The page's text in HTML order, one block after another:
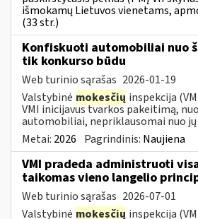
išmokamų Lietuvos vienetams,
(33 str.)
Konfiskuoti automobiliai nuo
tik konkurso būdu
Web turinio sąrašas 2026-01-19
Valstybinė mokesčių inspekcija
VMI inicijavus tvarkos pakeitimą,
automobiliai, nepriklausomai nuo jų
Metai: 2026 Pagrindinis: Naujiena
VMI pradeda administruoti
taikomas vieno langelio
Web turinio sąrašas 2026-07-01
Valstybinė mokesčių inspekcija